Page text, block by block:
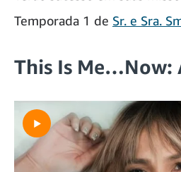
Temporada 1 de Sr. e Sra.
This Is Me…Now: